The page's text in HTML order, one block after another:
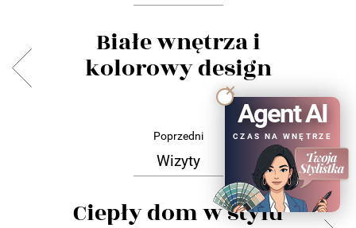
Białe wnętrza i
kolorowy design
Poprzedni
Wizyty
Ciepły dom w stylu
Agent AI
CZAS NA WNĘTRZE